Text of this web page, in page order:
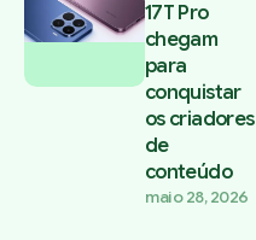
17T Pro
chegam
para
conquistar
os criadores
de
conteúdo
maio 28, 2026